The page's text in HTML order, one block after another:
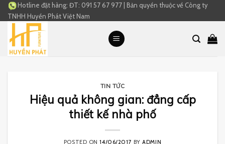
Skip
content
Hotline đặt hàng: ĐT: 091 57 67 977 Bản quyền thuộc về Công ty
TNHH Huyền Phát Việt Nam
TIN TỨC
Hiệu quả không gian: đẳng cấp
thiết kế nhà phố
POSTED ON14/06/2017 BYADMIN